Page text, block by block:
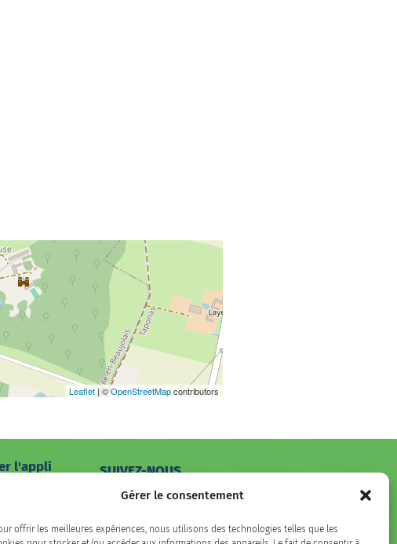
Gérer le consentement
offrir les meilleures expériences, nous utilisons des technologies telles que les
Leaflet| ©OpenStreetMapcontributors
l'appli
SUIVEZ-NOUS